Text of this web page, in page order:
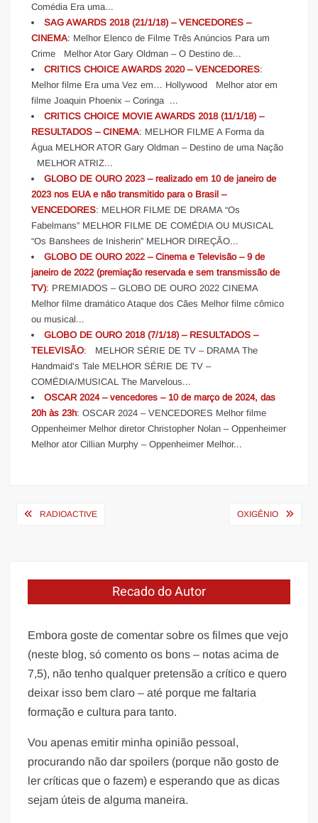
Comédia Era uma...
SAG AWARDS 2018 (21/1/18) – VENCEDORES –
CINEMA: Melhor Elenco de Filme Três Anúncios Para um
Crime Melhor Ator Gary Oldman – O Destino de...
CRITICS CHOICE AWARDS 2020 – VENCEDORES:
Melhor filme Era uma Vez em… Hollywood Melhor ator em
filme Joaquin Phoenix – Coringa ...
CRITICS CHOICE MOVIE AWARDS 2018 (11/1/18) –
RESULTADOS – CINEMA: MELHOR FILME A Forma da
Água MELHOR ATOR Gary Oldman – Destino de uma Nação
MELHOR ATRIZ...
GLOBO DE OURO 2023 – realizado em 10 de janeiro de
2023 nos EUA e não transmitido para o Brasil –
VENCEDORES: MELHOR FILME DE DRAMA “Os
Fabelmans” MELHOR FILME DE COMÉDIA OU MUSICAL
“Os Banshees de Inisherin” MELHOR DIREÇÃO...
GLOBO DE OURO 2022 – Cinema e Televisão – 9 de
janeiro de 2022 (premiação reservada e sem transmissão de
TV): PREMIADOS – GLOBO DE OURO 2022 CINEMA
Melhor filme dramático Ataque dos Cães Melhor filme cômico
ou musical...
GLOBO DE OURO 2018 (7/1/18) – RESULTADOS –
TELEVISÃO: MELHOR SÉRIE DE TV – DRAMA The
Handmaid’s Tale MELHOR SÉRIE DE TV –
COMÉDIA/MUSICAL The Marvelous...
OSCAR 2024 – vencedores – 10 de março de 2024, das
20h às 23h: OSCAR 2024 – VENCEDORES Melhor filme
Oppenheimer Melhor diretor Christopher Nolan – Oppenheimer
Melhor ator Cillian Murphy – Oppenheimer Melhor...
Navegação
RADIOACTIVE OXIGÊNIO
Recado do Autor
Embora goste de comentar sobre os filmes que vejo
(neste blog, só comento os bons – notas acima de
7,5), não tenho qualquer pretensão a crítico e quero
deixar isso bem claro – até porque me faltaria
formação e cultura para tanto.
Vou apenas emitir minha opinião pessoal,
procurando não dar spoilers (porque não gosto de
ler críticas que o fazem) e esperando que as dicas
sejam úteis de alguma maneira.